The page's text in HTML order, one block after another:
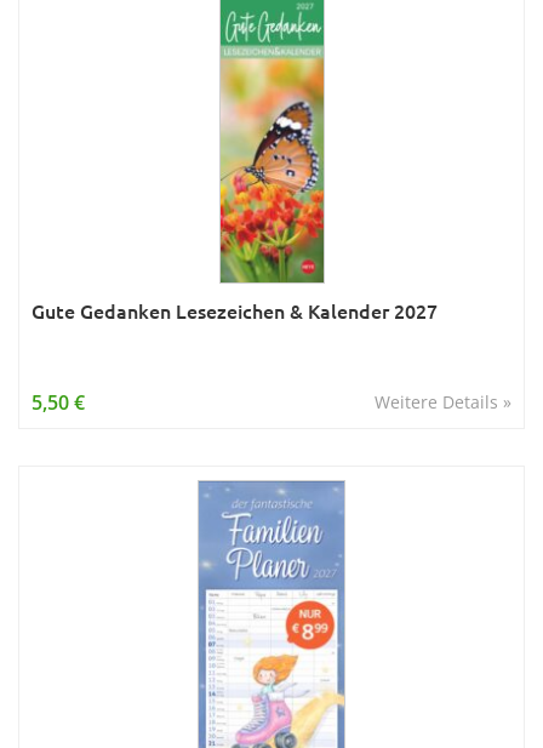
Gute Gedanken Lesezeichen & Kalender 2027
Weitere Details »
5,50 €